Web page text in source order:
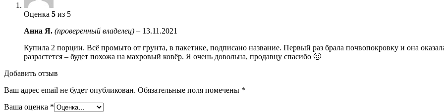
Оценка 5 из 5
Анна Я. (проверенный владелец) – 13.11.2021
Купила 2 порции. Всё промыто от грунта, в пакетике, подписано название. Первый раз брала почвопокровку и она
разрастется – будет похожа на махровый ковёр. Я очень довольна, продавцу спасибо 🙂
Добавить отзыв
Ваш адрес email не будет опубликован. Обязательные поля помечены *
Ваша оценка *